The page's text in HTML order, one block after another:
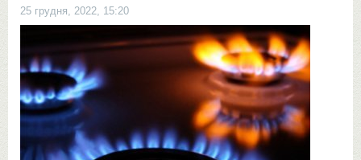
25 грудня, 2022, 15:20